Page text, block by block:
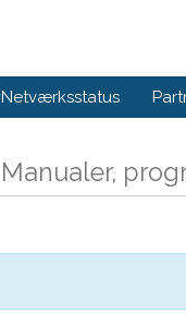
Netværksstatus
Manualer,